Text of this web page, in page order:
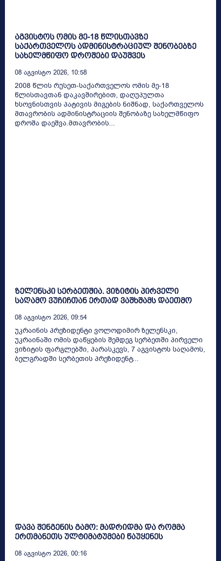
აგვისტოს ომის მე-18 წლისთავზე
საქართველოს ადმინისტრაციულ შენობებზე
სახელმწიფო დროშები დაუშვეს
08 Აგვისტო 2026, 10:58
2008 წლის რუსეთ-საქართველოს ომის მე-18
წლისთავთან დაკავშირებით, დაღუპულთა
ხსოვნისთვის პატივის მიგების ნიშნად, საქართველოს
მთავრობის ადმინისტრაციის შენობაზე სახელმწიფო
დროშა დაეშვა.მთავრობის...
ზელენსკი სერბეთშია. ვიზიტის პირველი
საღამო ვუჩიჩთან ერთად ვაშხშამს დაეთმო
08 Აგვისტო 2026, 09:54
უკრაინის პრეზიდენტი ვოლოდიმირ ზელენსკი,
უკრაინაში ომის დაწყების შემდეგ სერბეთში პირველი
ვიზიტის ფარგლებში, პარასკევს, 7 აგვისტოს საღამოს,
ბელგრადში სერბეთის პრეზიდენტ...
დავა შენგენის გამო: მადრიდმა და რომმა
ერთმანეთს ულტიმატუმები წაუყენეს
08 Აგვისტო 2026, 00:16